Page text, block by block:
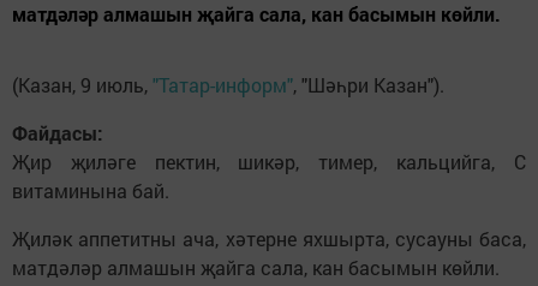
матдәләр алмашын җайга сала, кан басымын көйли.
(Казан, 9 июль, "Татар-информ", "Шәһри Казан").
Файдасы:
Җир җиләге пектин, шикәр, тимер, кальцийга, С
витаминына бай.
Җиләк аппетитны ача, хәтерне яхшырта, сусауны баса,
матдәләр алмашын җайга сала, кан басымын көйли.